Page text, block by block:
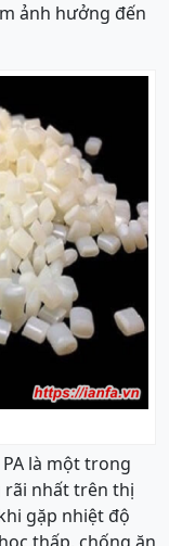
ảnh hưởng đến
là một trong
nhất trên thị
gặp nhiệt độ